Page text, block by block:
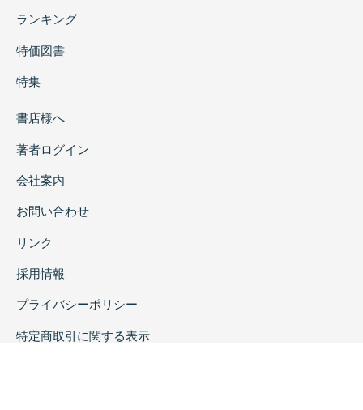
ランキング
特価図書
特集
書店様へ
著者ログイン
会社案内
お問い合わせ
リンク
採用情報
プライバシーポリシー
特定商取引に関する表示